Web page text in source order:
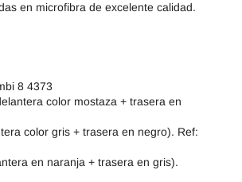
Tikki
en microfibra de excelente calidad.
8 4373
color mostaza + trasera en
color gris + trasera en negro). Ref:
en naranja + trasera en gris).